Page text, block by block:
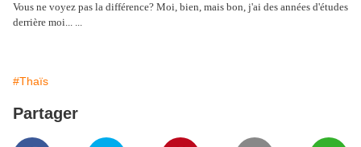
Vous ne voyez pas la différence? Moi, bien, mais bon, j'ai des années d'études
derrière moi... ...
#Thaïs
Partager